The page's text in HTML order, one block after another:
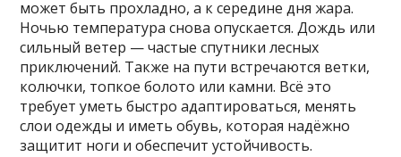
может быть прохладно, а к середине дня жара.
Ночью температура снова опускается. Дождь или
сильный ветер — частые спутники лесных
приключений. Также на пути встречаются ветки,
колючки, топкое болото или камни. Всё это
требует уметь быстро адаптироваться, менять
слои одежды и иметь обувь, которая надёжно
защитит ноги и обеспечит устойчивость.